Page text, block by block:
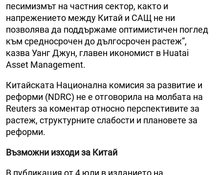
песимизмът на частния сектор, както и
напрежението между Китай и САЩ не ни
позволява да поддържаме оптимистичен поглед
към средносрочен до дългосрочен растеж”,
казва Уанг Джун, главен икономист в Huatai
Asset Management.
Китайската Национална комисия за развитие и
реформи (NDRC) не е отговорила на молбата на
Reuters за коментар относно перспективите за
растеж, структурните слабости и плановете за
реформи.
Възможни изходи за Китай
В публикация от 4 юли в изданието на